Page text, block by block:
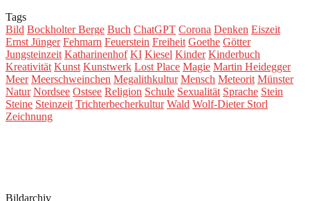
Tags
Bild Bockholter Berge Buch ChatGPT Corona Denken Eiszeit
Ernst Jünger Fehmarn Feuerstein Freiheit Goethe Götter
Jungsteinzeit Katharinenhof KI Kiesel Kinder Kinderbuch
Kreativität Kunst Kunstwerk Lost Place Magie Martin Heidegger
Meer Meerschweinchen Megalithkultur Mensch Meteorit Münster
Natur Nordsee Ostsee Religion Schule Sexualität Sprache Stein
Steine Steinzeit Trichterbecherkultur Wald Wolf-Dieter Storl
Zeichnung
Bildarchiv